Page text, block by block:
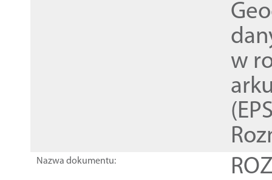
w
Nazwa dokumentu: